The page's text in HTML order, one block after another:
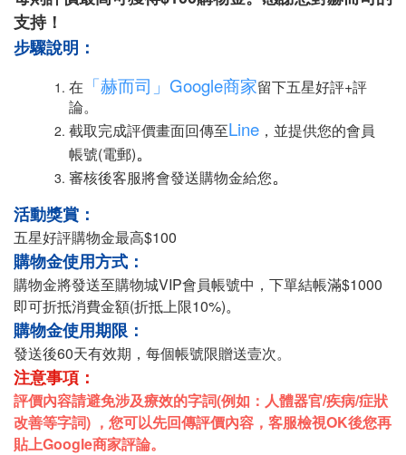
支持！
步驟說明：
在 「赫而司」Google商家留下五星好評+評
論。
截取完成評價畫面回傳至Line ，並提供您的會員
帳號(電郵)。
審核後客服將會發送購物金給您。
活動獎賞：
五星好評購物金最高$100
購物金使用方式：
購物金將發送至購物城VIP會員帳號中，下單結帳滿$1000
即可折抵消費金額(折抵上限10%)。
購物金使用期限：
發送後60天有效期，每個帳號限贈送壹次。
注意事項：
評價內容請避免涉及療效的字詞(例如：人體器官/疾病/症狀
改善等字詞) ，您可以先回傳評價內容，客服檢視OK後您再
貼上Google商家評論。